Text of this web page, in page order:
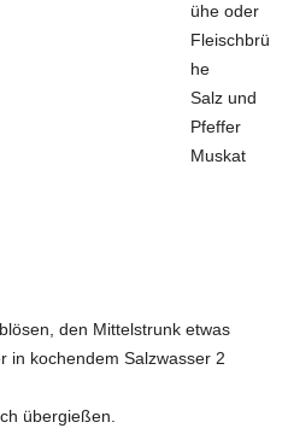
ühe oder
Fleischbrü
he
Salz und
Pfeffer
Muskat
den Mittelstrunk etwas
in kochendem Salzwasser 2
übergießen.